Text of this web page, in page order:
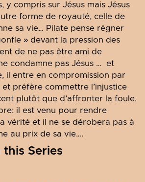
y compris sur Jésus mais Jésus
forme de royauté, celle de
sa vie… Pilate pense régner
» devant la pression des
de ne pas être ami de
ne condamne pas Jésus … et
il entre en compromission par
préfère commettre l’injustice
plutôt que d’affronter la foule.
il est venu pour rendre
vérité et il ne se dérobera pas à
au prix de sa vie….
this Series